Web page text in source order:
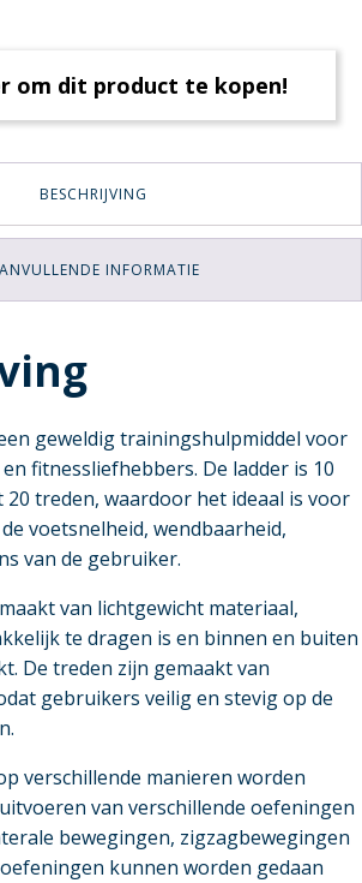
om dit product te kopen!
BESCHRIJVING
INFORMATIE
geweldig trainingshulpmiddel voor
fitnessliefhebbers. De ladder is 10
treden, waardoor het ideaal is voor
voetsnelheid, wendbaarheid,
van de gebruiker.
van lichtgewicht materiaal,
te dragen is en binnen en buiten
De treden zijn gemaakt van
gebruikers veilig en stevig op de
verschillende manieren worden
van verschillende oefeningen
bewegingen, zigzagbewegingen
kunnen worden gedaan